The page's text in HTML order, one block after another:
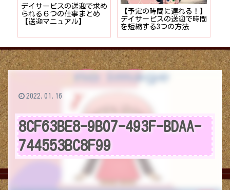
デイサービスの送迎で求め
られる６つの仕事まとめ
【送迎マニュアル】
【予定の時間に遅れる！】
デイサービスの送迎で時間
を短縮する3つの方法
8CF63BE8-9B07-493F-BDAA-
744553BC8F99
2022.01.16